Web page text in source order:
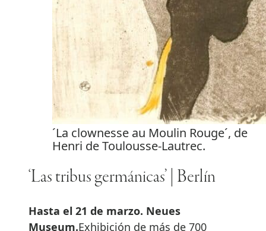
´La clownesse au Moulin Rouge´, de
Henri de Toulousse-Lautrec.
‘Las tribus germánicas’ | Berlín
Hasta el 21 de marzo. Neues
Museum.Exhibición de más de 700